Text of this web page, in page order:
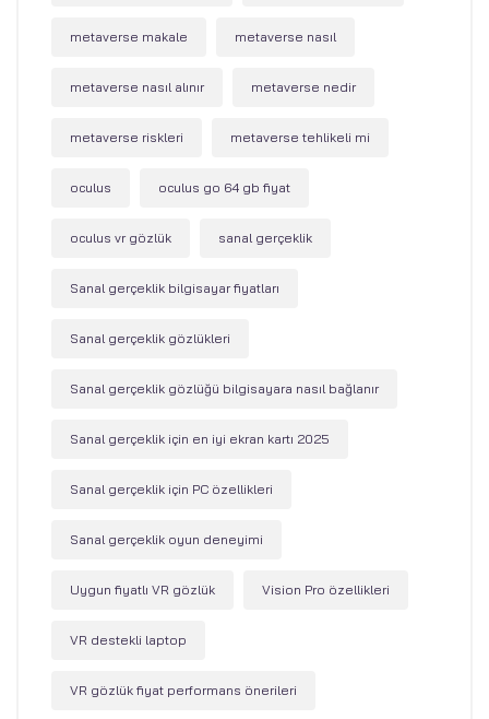
metaverse makale metaverse nasıl
metaverse nasıl alınır metaverse nedir
metaverse riskleri metaverse tehlikeli mi
oculus oculus go 64 gb fiyat
oculus vr gözlük sanal gerçeklik
Sanal gerçeklik bilgisayar fiyatları
Sanal gerçeklik gözlükleri
Sanal gerçeklik gözlüğü bilgisayara nasıl bağlanır
Sanal gerçeklik için en iyi ekran kartı 2025
Sanal gerçeklik için PC özellikleri
Sanal gerçeklik oyun deneyimi
Uygun fiyatlı VR gözlük Vision Pro özellikleri
VR destekli laptop
VR gözlük fiyat performans önerileri